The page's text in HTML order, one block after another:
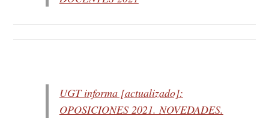
UGT informa [actualizado]:
OPOSICIONES 2021. NOVEDADES.